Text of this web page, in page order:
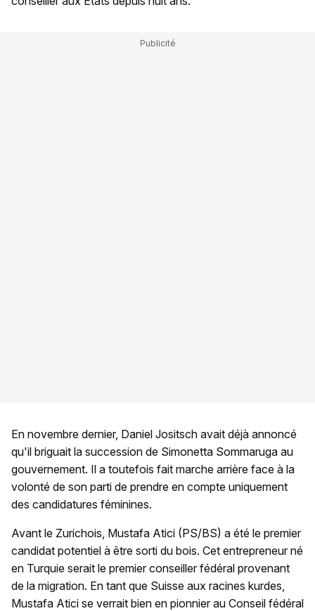
En novembre dernier, Daniel Jositsch avait déjà annoncé
qu'il briguait la succession de Simonetta Sommaruga au
gouvernement. Il a toutefois fait marche arrière face à la
volonté de son parti de prendre en compte uniquement
des candidatures féminines.
Avant le Zurichois, Mustafa Atici (PS/BS) a été le premier
candidat potentiel à être sorti du bois. Cet entrepreneur né
en Turquie serait le premier conseiller fédéral provenant
de la migration. En tant que Suisse aux racines kurdes,
Mustafa Atici se verrait bien en pionnier au Conseil fédéral